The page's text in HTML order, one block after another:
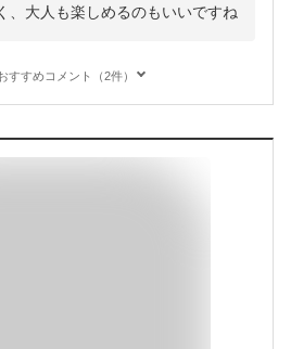
、大人も楽しめるのもいいですね
すすめコメント（2件）